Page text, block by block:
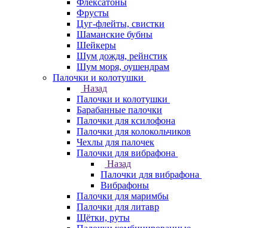
Флексатоны
Фрусты
Цуг-флейты, свистки
Шаманские бубны
Шейкеры
Шум дождя, рейнстик
Шум моря, оушендрам
Палочки и колотушки
Назад
Палочки и колотушки
Барабанные палочки
Палочки для ксилофона
Палочки для колокольчиков
Чехлы для палочек
Палочки для вибрафона
Назад
Палочки для вибрафона
Вибрафоны
Палочки для маримбы
Палочки для литавр
Щётки, руты